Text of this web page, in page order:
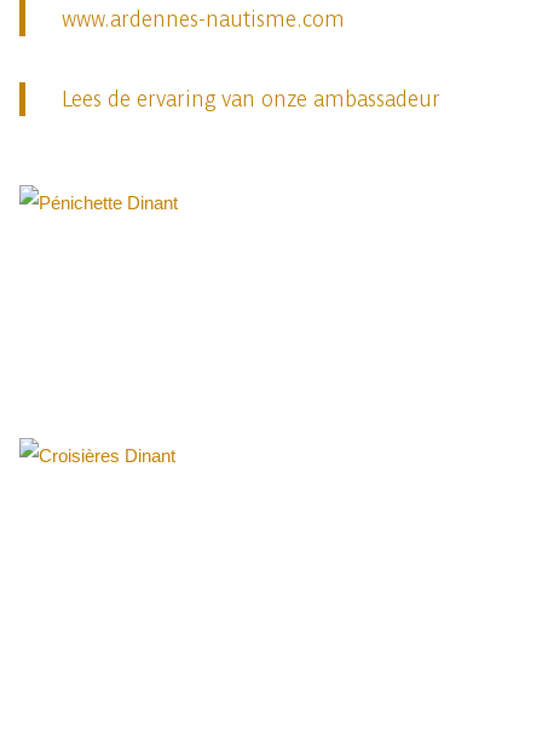
www.ardennes-nautisme.com
Lees de ervaring van onze ambassadeur